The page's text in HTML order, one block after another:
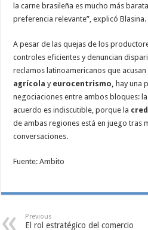
la carne brasileña es mucho más
preferencia relevante”, explicó Blasina.
A pesar de las quejas de los
controles eficientes y denuncian
reclamos latinoamericanos que acusan
agrícola y eurocentrismo,
hay una
negociaciones entre ambos bloques:
acuerdo es indiscutible, porque la
de ambas regiones está en juego tras
conversaciones.
Fuente: Ambito
Previous
El rol estratégico del comercio